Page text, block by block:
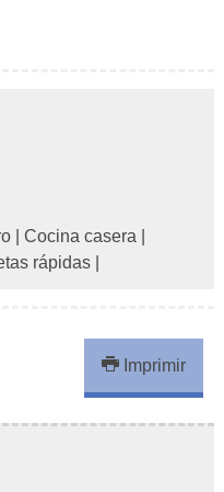
Cocina casera
rápidas
Imprimir